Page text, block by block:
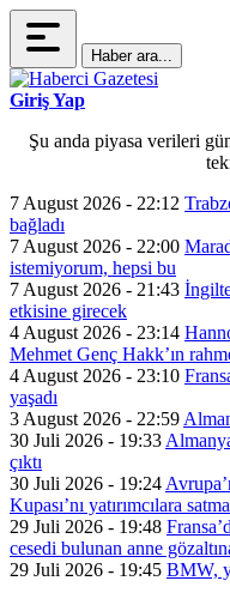
Haber ara...
Giriş Yap
Şu anda piyasa verileri
7 August 2026 - 22:12
bağladı
7 August 2026 - 22:00
istemiyorum, hepsi bu
7 August 2026 - 21:43
etkisine girecek
4 August 2026 - 23:14
Mehmet Genç Hakk’ın
4 August 2026 - 23:10
yaşadı
3 August 2026 - 22:59
30 Juli 2026 - 19:33
çıktı
30 Juli 2026 - 19:24
Kupası’nı yatırımcılara
29 Juli 2026 - 19:48
cesedi bulunan anne
29 Juli 2026 - 19:45 BMW,